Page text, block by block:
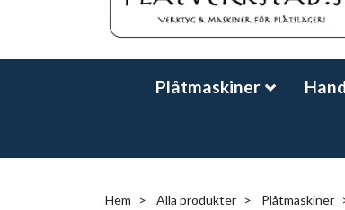
Plåtmaskiner
Hem Alla produkter Plåtmaskiner